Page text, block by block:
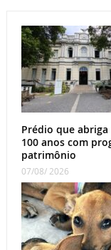
Prédio que
100 anos com
patrimônio
07/08/ 2026